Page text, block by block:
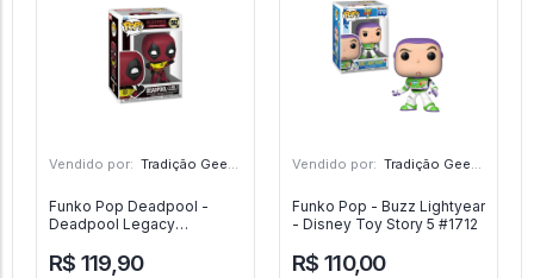
Vendido por: Tradição Geek - RS
Funko Pop Deadpool -
Deadpool Legacy
R$ 119,90
Vendido por: Tradição Geek - RS
Funko Pop - Buzz Lightyear
- Disney Toy Story 5 #1712
R$ 110,00